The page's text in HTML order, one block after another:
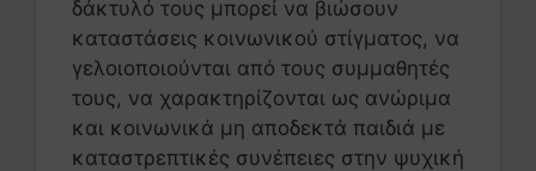
δάκτυλό τους μπορεί να βιώσουν
καταστάσεις κοινωνικού στίγματος, να
γελοιοποιούνται από τους συμμαθητές
τους, να χαρακτηρίζονται ως ανώριμα
και κοινωνικά μη αποδεκτά παιδιά με
καταστρεπτικές συνέπειες στην ψυχική